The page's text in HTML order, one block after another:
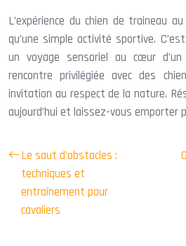
L’expérience du chien de traineau
qu’une simple activité sportive.
un voyage sensoriel au cœur d’un
rencontre privilégiée avec des
invitation au respect de la nature.
aujourd’hui et laissez-vous emporter
Le saut d’obstacles :
techniques et
entraînement pour
cavaliers